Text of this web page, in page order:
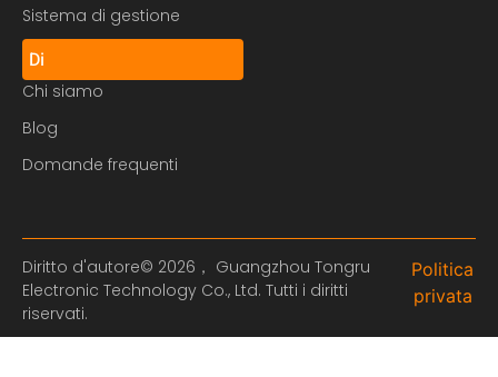
Sistema di gestione
Di
Chi siamo
Blog
Domande frequenti
Diritto d'autore© 2026， Guangzhou Tongru
Electronic Technology Co., Ltd. Tutti i diritti
riservati.
Politica
privata